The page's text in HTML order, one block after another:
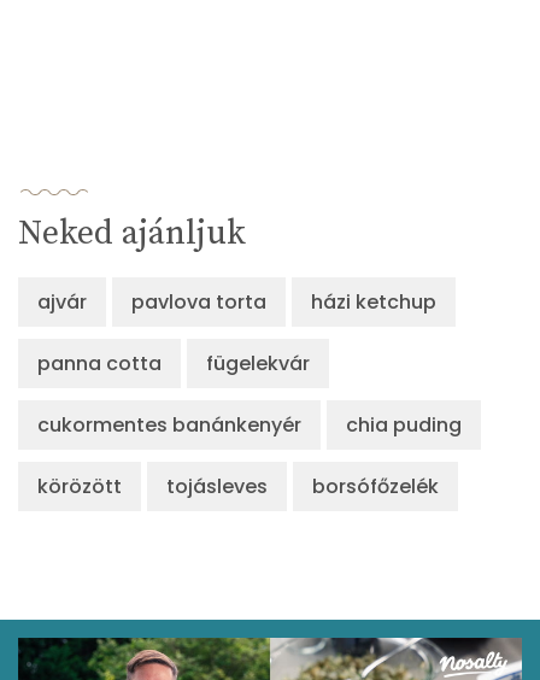
Neked ajánljuk
ajvár pavlova torta házi ketchup
panna cotta fügelekvár
cukormentes banánkenyér chia puding
körözött tojásleves borsófőzelék